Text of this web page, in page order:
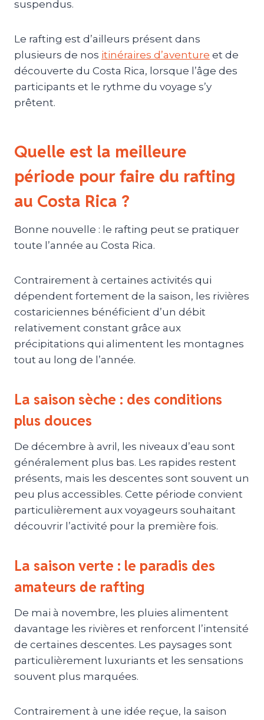
suspendus.
Le rafting est d’ailleurs présent dans
plusieurs de nos itinéraires d’aventure et de
découverte du Costa Rica, lorsque l’âge des
participants et le rythme du voyage s’y
prêtent.
Quelle est la meilleure
période pour faire du rafting
au Costa Rica ?
Bonne nouvelle : le rafting peut se pratiquer
toute l’année au Costa Rica.
Contrairement à certaines activités qui
dépendent fortement de la saison, les rivières
costariciennes bénéficient d’un débit
relativement constant grâce aux
précipitations qui alimentent les montagnes
tout au long de l’année.
La saison sèche : des conditions
plus douces
De décembre à avril, les niveaux d’eau sont
généralement plus bas. Les rapides restent
présents, mais les descentes sont souvent un
peu plus accessibles. Cette période convient
particulièrement aux voyageurs souhaitant
découvrir l’activité pour la première fois.
La saison verte : le paradis des
amateurs de rafting
De mai à novembre, les pluies alimentent
davantage les rivières et renforcent l’intensité
de certaines descentes. Les paysages sont
particulièrement luxuriants et les sensations
souvent plus marquées.
Contrairement à une idée reçue, la saison